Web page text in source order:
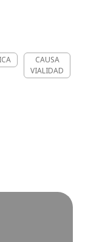
CAUSA
VIALIDAD